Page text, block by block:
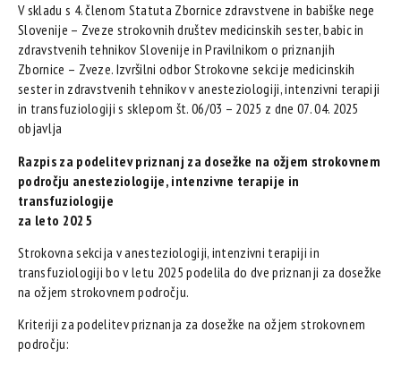
V skladu s 4. členom Statuta Zbornice zdravstvene in babiške nege
Slovenije – Zveze strokovnih društev medicinskih sester, babic in
zdravstvenih tehnikov Slovenije in Pravilnikom o priznanjih
Zbornice – Zveze. Izvršilni odbor Strokovne sekcije medicinskih
sester in zdravstvenih tehnikov v anesteziologiji, intenzivni terapiji
in transfuziologiji s sklepom št. 06/03 – 2025 z dne 07. 04. 2025
objavlja
Razpis za podelitev priznanj za dosežke na ožjem strokovnem
področju anesteziologije, intenzivne terapije in
transfuziologije
za leto 2025
Strokovna sekcija v anesteziologiji, intenzivni terapiji in
transfuziologiji bo v letu 2025 podelila do dve priznanji za dosežke
na ožjem strokovnem področju.
Kriteriji za podelitev priznanja za dosežke na ožjem strokovnem
področju: